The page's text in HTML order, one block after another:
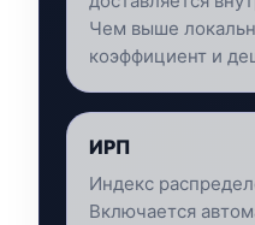
Чем выше
коэффициент и
ИРП
Индекс
Включается